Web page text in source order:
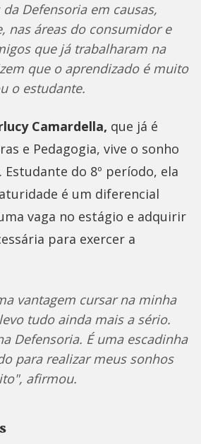
da Defensoria em causas,
nas áreas do consumidor e
que já trabalharam na
que o aprendizado é muito
o estudante.
Camardella, que já é
e Pedagogia, vive o sonho
do 8º período, ela
é um diferencial
vaga no estágio e adquirir
para exercer a
vantagem cursar na minha
tudo ainda mais a sério.
Defensoria. É uma escadinha
para realizar meus sonhos
afirmou.